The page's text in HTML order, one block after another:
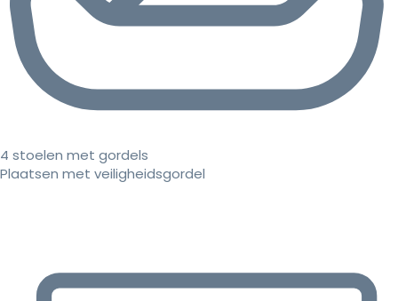
4 stoelen met gordels
Plaatsen met veiligheidsgordel